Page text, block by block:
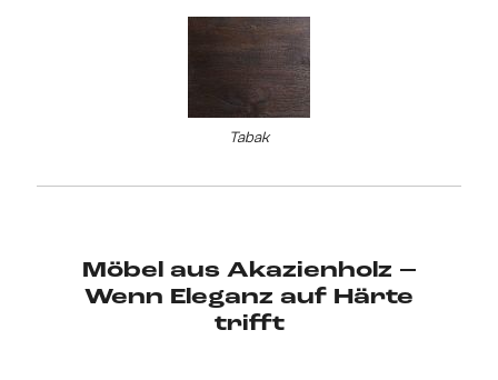
Tabak
Möbel aus Akazienholz –
Wenn Eleganz auf Härte
trifft